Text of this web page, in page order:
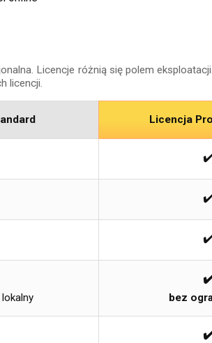
Licencje różnią się polem
licencji.
Licencja
bez